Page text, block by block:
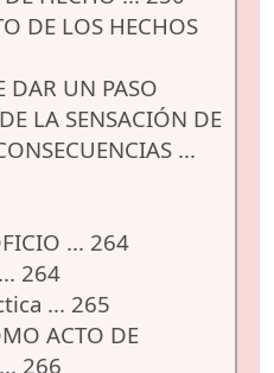
DE LOS HECHOS
DAR UN PASO
LA SENSACIÓN DE
...
... 264
264
... 265
ACTO DE
266